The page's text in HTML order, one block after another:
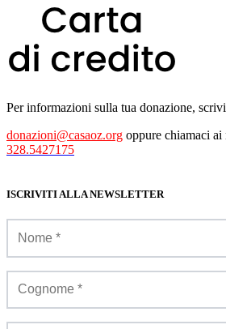
Per informazioni sulla tua donazione,
donazioni@casaoz.org oppure chiamaci ai
328.5427175
ISCRIVITI ALLA NEWSLETTER